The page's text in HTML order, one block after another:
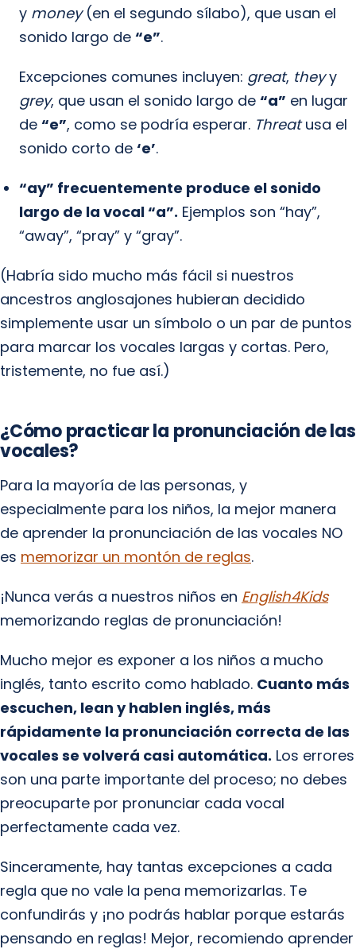
y money(en el segundo sílabo), que usan el
sonido largo de “e”.
Excepciones comunes incluyen: great, theyy
grey, que usan el sonido largo de “a” en lugar
de “e”, como se podría esperar. Threatusa el
sonido corto de ‘e’.
“ay” frecuentemente produce el sonido
largo de la vocal “a”. Ejemplos son “hay”,
“away”, “pray” y “gray”.
(Habría sido mucho más fácil si nuestros
ancestros anglosajones hubieran decidido
simplemente usar un símbolo o un par de puntos
para marcar los vocales largas y cortas. Pero,
tristemente, no fue así.)
¿Cómo practicar la pronunciación de las
vocales?
Para la mayoría de las personas, y
especialmente para los niños, la mejor manera
de aprender la pronunciación de las vocales NO
es memorizar un montón de reglas.
¡Nunca verás a nuestros niños en English4Kids
memorizando reglas de pronunciación!
Mucho mejor es exponer a los niños a mucho
inglés, tanto escrito como hablado. Cuanto más
escuchen, lean y hablen inglés, más
rápidamente la pronunciación correcta de las
vocales se volverá casi automática. Los errores
son una parte importante del proceso; no debes
preocuparte por pronunciar cada vocal
perfectamente cada vez.
Sinceramente, hay tantas excepciones a cada
regla que no vale la pena memorizarlas. Te
confundirás y ¡no podrás hablar porque estarás
pensando en reglas! Mejor, recomiendo aprender